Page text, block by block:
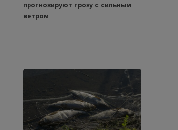
прогнозируют грозу с сильным
ветром